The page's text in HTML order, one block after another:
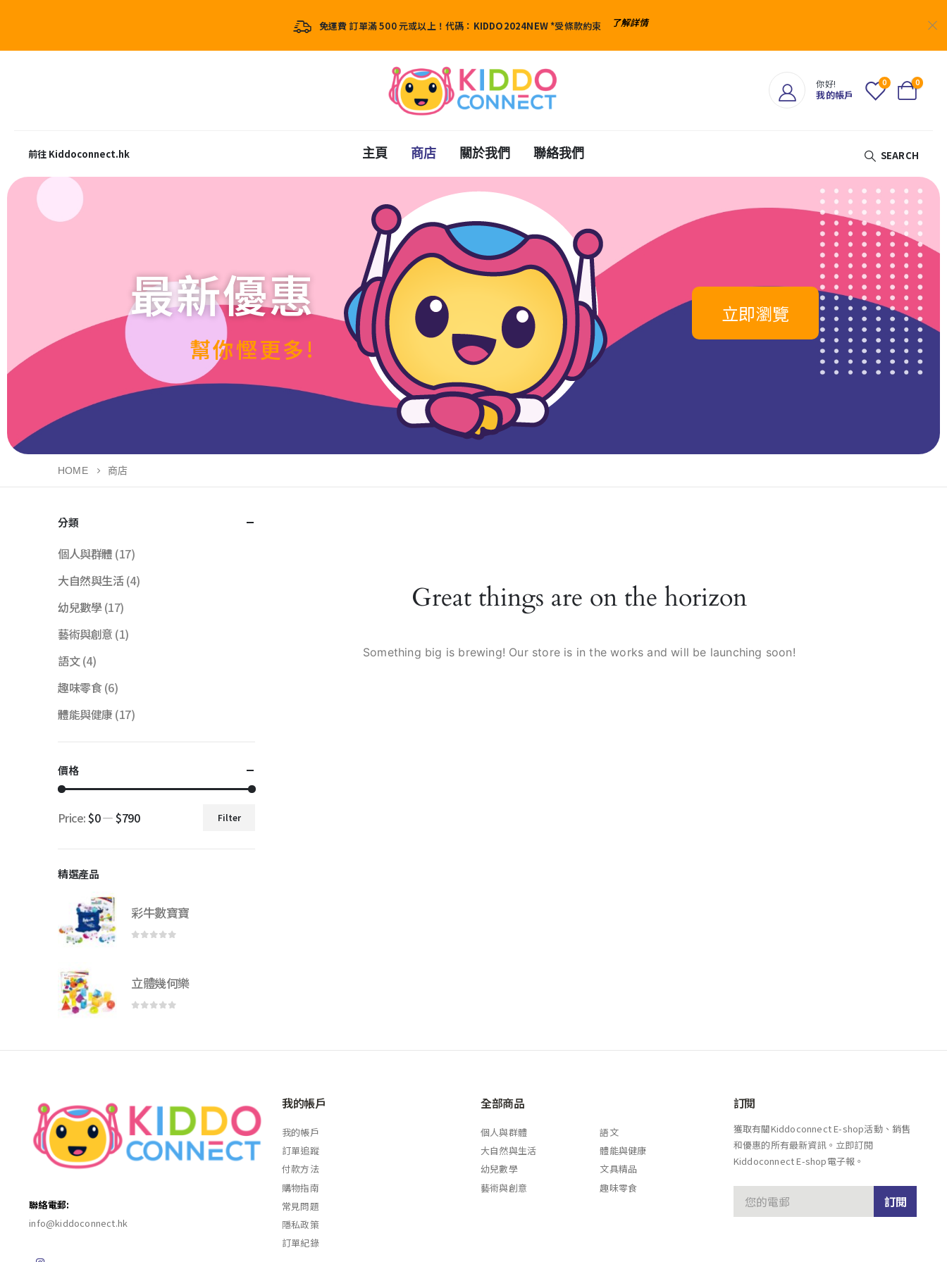
免運費 訂單滿 500 元或以上！代碼： KIDDO2024NEW*受條款約束 了解詳情
你好!
我的帳戶
0 0
前往 Kiddoconnect.hk 主頁 商店 關於我們 聯絡我們 SEARCH
最新優惠
幫你慳更多!
立即瀏覽
HOME 商店
Great things are on the horizon
Something big is brewing! Our store is in the works and will be launching soon!
分類
個人與群體 (17)
大自然與生活 (4)
幼兒數學 (17)
藝術與創意 (1)
語文 (4)
趣味零食 (6)
體能與健康 (17)
價格
Min
price
Max
price
Filter
Price:$0—$790
精選產品
彩牛數寶寶
立體幾何樂
聯絡電郵:
info@kiddoconnect.hk
我的帳戶
我的帳戶
訂單追蹤
付款方法
購物指南
常見問題
隱私政策
訂單紀錄
全部商品
個人與群體
大自然與生活
幼兒數學
藝術與創意
語文
體能與健康
文具精品
趣味零食
訂閱
獲取有關Kiddoconnect E-shop活動、銷售
和優惠的所有最新資訊。立即訂閱
Kiddoconnect E-shop電子報。